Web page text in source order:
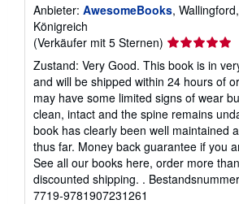
a
d
k
s
t
e
Anbieter: AwesomeBooks,
Königreich
(Verkäufer mit 5 Sternen)
5
von
5
Sternen
Zustand: Very Good. This book is in
and will be shipped within 24 hours of
may have some limited signs of wear
clean, intact and the spine remains
book has clearly been well maintained
thus far. Money back guarantee if you
See all our books here, order more
discounted shipping. .
7719-9781907231261